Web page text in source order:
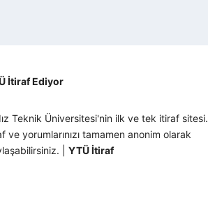
İtiraf Ediyor
Teknik Üniversitesi'nin ilk ve tek itiraf sitesi.
ve yorumlarınızı tamamen anonim olarak
| YTÜ İtiraf